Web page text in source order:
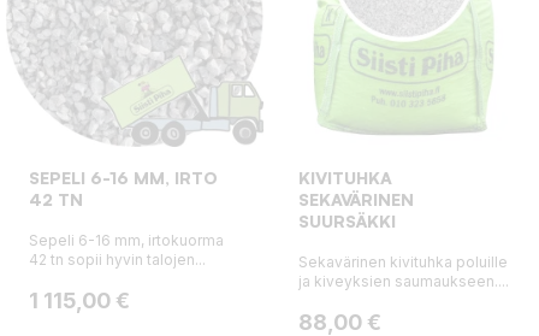
SEPELI 6-16 MM, IRTO
42 TN
Sepeli 6-16 mm, irtokuorma
42 tn sopii hyvin talojen...
Hinta
1 115,00 €
KIVITUHKA
SEKAVÄRINEN
SUURSÄKKI
Sekavärinen kivituhka poluille
ja kiveyksien saumaukseen....
Hinta
88,00 €